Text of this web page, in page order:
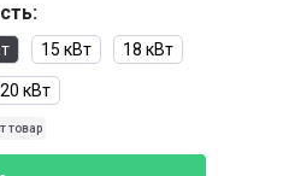
15 кВт
20 кВт
18 кВт
товар